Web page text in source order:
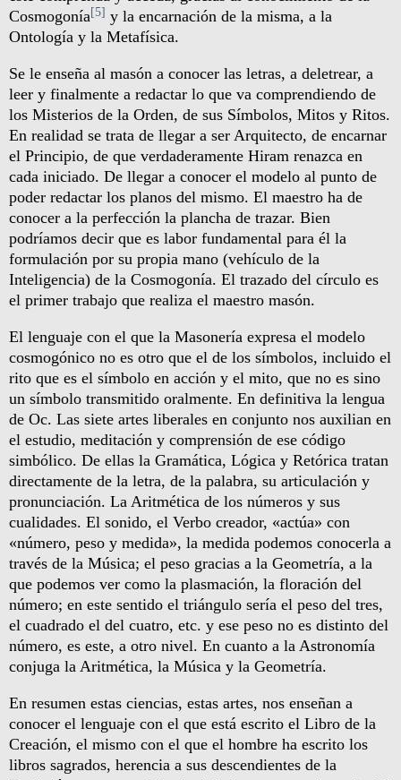
Cosmogonía[5] y la encarnación de la misma, a la
Ontología y la Metafísica.
Se le enseña al masón a conocer las letras, a deletrear, a
leer y finalmente a redactar lo que va comprendiendo de
los Misterios de la Orden, de sus Símbolos, Mitos y Ritos.
En realidad se trata de llegar a ser Arquitecto, de encarnar
el Principio, de que verdaderamente Hiram renazca en
cada iniciado. De llegar a conocer el modelo al punto de
poder redactar los planos del mismo. El maestro ha de
conocer a la perfección la plancha de trazar. Bien
podríamos decir que es labor fundamental para él la
formulación por su propia mano (vehículo de la
Inteligencia) de la Cosmogonía. El trazado del círculo es
el primer trabajo que realiza el maestro masón.
El lenguaje con el que la Masonería expresa el modelo
cosmogónico no es otro que el de los símbolos, incluido el
rito que es el símbolo en acción y el mito, que no es sino
un símbolo transmitido oralmente. En definitiva la lengua
de Oc. Las siete artes liberales en conjunto nos auxilian en
el estudio, meditación y comprensión de ese código
simbólico. De ellas la Gramática, Lógica y Retórica tratan
directamente de la letra, de la palabra, su articulación y
pronunciación. La Aritmética de los números y sus
cualidades. El sonido, el Verbo creador, «actúa» con
«número, peso y medida», la medida podemos conocerla a
través de la Música; el peso gracias a la Geometría, a la
que podemos ver como la plasmación, la floración del
número; en este sentido el triángulo sería el peso del tres,
el cuadrado el del cuatro, etc. y ese peso no es distinto del
número, es este, a otro nivel. En cuanto a la Astronomía
conjuga la Aritmética, la Música y la Geometría.
En resumen estas ciencias, estas artes, nos enseñan a
conocer el lenguaje con el que está escrito el Libro de la
Creación, el mismo con el que el hombre ha escrito los
libros sagrados, herencia a sus descendientes de la